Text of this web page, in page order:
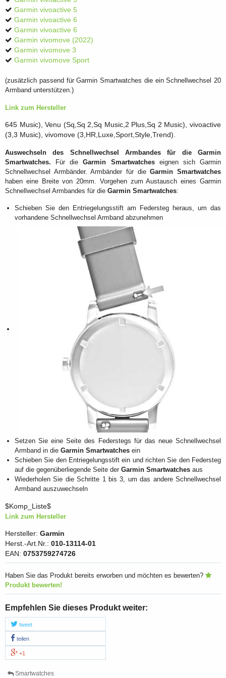
Garmin vivoactive 5
Garmin vivoactive 6
Garmin vivoactive 6
Garmin vivomove (2022)
Garmin vivomove 3
Garmin vivomove Sport
(zusätzlich passend für Garmin Smartwatches die ein Schnellwechsel 20
Armband unterstützen.)
Link zum Hersteller
645 Music), Venu (Sq,Sq 2,Sq Music,2 Plus,Sq 2 Music), vivoactive
(3,3 Music), vivomove (3,HR,Luxe,Sport,Style,Trend).
Auswechseln des Schnellwechsel Armbandes für die Garmin
Smartwatches. Für dieGarmin Smartwatcheseignen sich Garmin
Schnellwechsel Armbänder. Armbänder für dieGarmin Smartwatches
haben eine Breite von 20mm. Vorgehen zum Austausch eines Garmin
Schnellwechsel Armbandes für die Garmin Smartwatches:
Schieben Sie den Entriegelungsstift am Federsteg heraus, um das
vorhandene Schnellwechsel Armband abzunehmen
Setzen Sie eine Seite des Federstegs für das neue Schnellwechsel
Armband in die Garmin Smartwatches ein
Schieben Sie den Entriegelungsstift ein und richten Sie den Federsteg
auf die gegenüberliegende Seite der Garmin Smartwatches aus
Wiederholen Sie die Schritte 1 bis 3, um das andere Schnellwechsel
Armband auszuwechseln
$Komp_Liste$
Link zum Hersteller
Hersteller: Garmin
Herst.-Art.Nr.: 010-13114-01
EAN: 0753759274726
Haben Sie das Produkt bereits erworben und möchten es bewerten?
Produkt bewerten!
Empfehlen Sie dieses Produkt weiter:
tweet
teilen
+1
Smartwatches